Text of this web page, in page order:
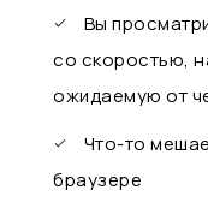
Вы
со скоростью,
ожидаемую от
Что-то
браузере